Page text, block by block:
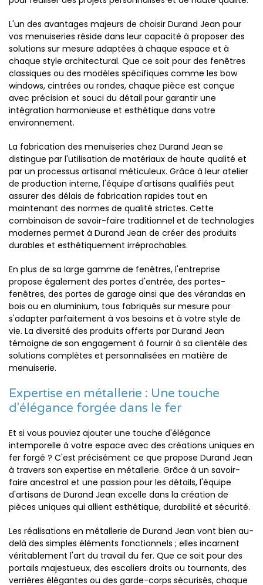
L'un des avantages majeurs de choisir Durand Jean pour
vos menuiseries réside dans leur capacité à proposer des
solutions sur mesure adaptées à chaque espace et à
chaque style architectural. Que ce soit pour des fenêtres
classiques ou des modèles spécifiques comme les bow
windows, cintrées ou rondes, chaque pièce est conçue
avec précision et souci du détail pour garantir une
intégration harmonieuse et esthétique dans votre
environnement.
La fabrication des menuiseries chez Durand Jean se
distingue par l'utilisation de matériaux de haute qualité et
par un processus artisanal méticuleux. Grâce à leur atelier
de production interne, l'équipe d'artisans qualifiés peut
assurer des délais de fabrication rapides tout en
maintenant des normes de qualité strictes. Cette
combinaison de savoir-faire traditionnel et de technologies
modernes permet à Durand Jean de créer des produits
durables et esthétiquement irréprochables.
En plus de sa large gamme de fenêtres, l'entreprise
propose également des portes d'entrée, des portes-
fenêtres, des portes de garage ainsi que des vérandas en
bois ou en aluminium, tous fabriqués sur mesure pour
s'adapter parfaitement à vos besoins et à votre style de
vie. La diversité des produits offerts par Durand Jean
témoigne de son engagement à fournir à sa clientèle des
solutions complètes et personnalisées en matière de
menuiserie.
Expertise en métallerie : Une touche
d'élégance forgée dans le fer
Et si vous pouviez ajouter une touche d'élégance
intemporelle à votre espace avec des créations uniques en
fer forgé ? C'est précisément ce que propose Durand Jean
à travers son expertise en métallerie. Grâce à un savoir-
faire ancestral et une passion pour les détails, l'équipe
d'artisans de Durand Jean excelle dans la création de
pièces uniques qui allient esthétique, durabilité et sécurité.
Les réalisations en métallerie de Durand Jean vont bien au-
delà des simples éléments fonctionnels ; elles incarnent
véritablement l'art du travail du fer. Que ce soit pour des
portails majestueux, des escaliers droits ou tournants, des
verrières élégantes ou des garde-corps sécurisés, chaque